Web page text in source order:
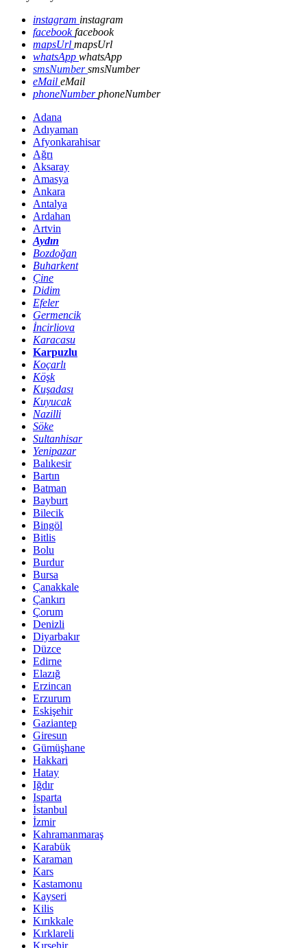
instagram instagram
facebookfacebook
mapsUrl mapsUrl
whatsApp whatsApp
smsNumbersmsNumber
eMail eMail
phoneNumberphoneNumber
Adana
Adıyaman
Afyonkarahisar
Ağrı
Aksaray
Amasya
Ankara
Antalya
Ardahan
Artvin
Aydın
Bozdoğan
Buharkent
Çine
Didim
Efeler
Germencik
İncirliova
Karacasu
Karpuzlu
Koçarlı
Köşk
Kuşadası
Kuyucak
Nazilli
Söke
Sultanhisar
Yenipazar
Balıkesir
Bartın
Batman
Bayburt
Bilecik
Bingöl
Bitlis
Bolu
Burdur
Bursa
Çanakkale
Çankırı
Çorum
Denizli
Diyarbakır
Düzce
Edirne
Elazığ
Erzincan
Erzurum
Eskişehir
Gaziantep
Giresun
Gümüşhane
Hakkari
Hatay
Iğdır
Isparta
İstanbul
İzmir
Kahramanmaraş
Karabük
Karaman
Kars
Kastamonu
Kayseri
Kilis
Kırıkkale
Kırklareli
Kırşehir